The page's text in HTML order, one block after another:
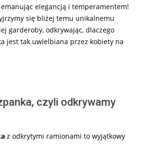
elegancją i temperamentem!
się bliżej temu unikalnemu
garderoby, odkrywając, dlaczego
jest tak uwielbiana przez kobiety na
czyli odkrywamy
z odkrytymi ramionami to wyjątkowy